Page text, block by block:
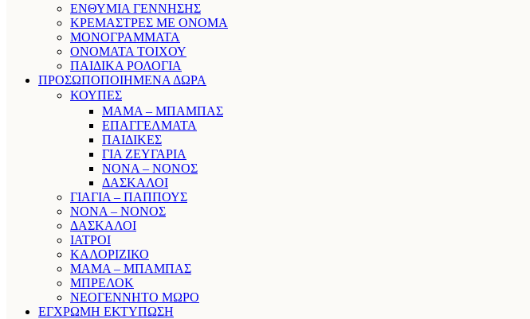
ΕΝΘΥΜΙΑ ΓΕΝΝΗΣΗΣ
ΚΡΕΜΑΣΤΡΕΣ ΜΕ ΟΝΟΜΑ
ΜΟΝΟΓΡΑΜΜΑΤΑ
ΟΝΟΜΑΤΑ ΤΟΙΧΟΥ
ΠΑΙΔΙΚΑ ΡΟΛΟΓΙΑ
ΠΡΟΣΩΠΟΠΟΙΗΜΕΝΑ ΔΩΡΑ
ΚΟΥΠΕΣ
ΜΑΜΑ – ΜΠΑΜΠΑΣ
ΕΠΑΓΓΕΛΜΑΤΑ
ΠΑΙΔΙΚΕΣ
ΓΙΑ ΖΕΥΓΑΡΙΑ
ΝΟΝΑ – ΝΟΝΟΣ
ΔΑΣΚΑΛΟΙ
ΓΙΑΓΙΑ – ΠΑΠΠΟΥΣ
ΝΟΝΑ – ΝΟΝΟΣ
ΔΑΣΚΑΛΟΙ
ΙΑΤΡΟΙ
ΚΑΛΟΡΙΖΙΚΟ
ΜΑΜΑ – ΜΠΑΜΠΑΣ
ΜΠΡΕΛΟΚ
ΝΕΟΓΕΝΝΗΤΟ ΜΩΡΟ
ΕΓΧΡΩΜΗ ΕΚΤΥΠΩΣΗ